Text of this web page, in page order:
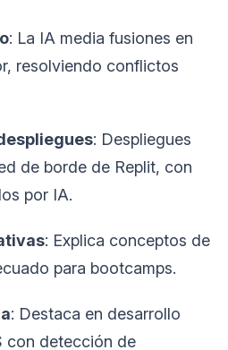
: La IA media fusiones en
resolviendo conflictos
: Despliegues
de borde de Replit, con
por IA.
: Explica conceptos de
para bootcamps.
: Destaca en desarrollo
detección de